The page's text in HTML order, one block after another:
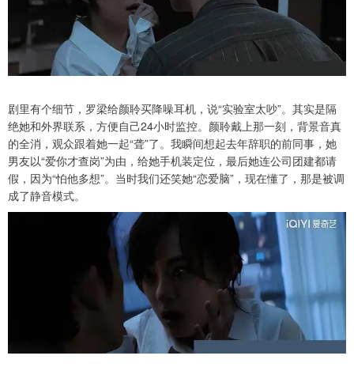
剧里有个细节，罗梁给颜聆买降噪耳机，说“实验室太吵”。其实是隔
绝她和外界联系，方便自己24小时监控。颜聆戴上那一刻，背景音真
的全消，观众跟着她一起“聋”了。我瞬间想起去年辞职的前同事，她
男友以“爱你才查岗”为由，给她手机装定位，最后她连公司团建都请
假，因为“怕他多想”。当时我们还笑她“恋爱脑”，现在懂了，那是被调
成了静音模式。